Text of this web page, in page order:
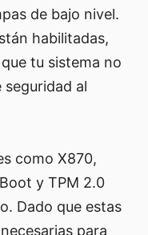
de bajo nivel.
habilitadas,
tu sistema no
al
como X870,
y TPM 2.0
Dado que estas
para